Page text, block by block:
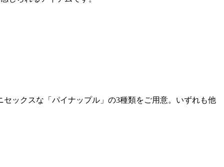
ックスな「パイナップル」の3種類をご用意。いずれも他